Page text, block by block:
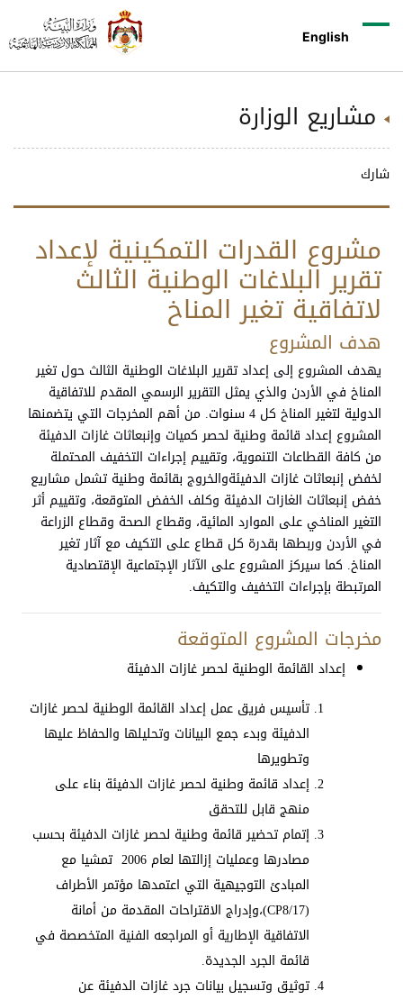
English
مشاريع الوزارة
شارك
مشروع القدرات التمكينية لإعداد
تقرير البلاغات الوطنية الثالث
لاتفاقية تغير المناخ
هدف المشروع
يهدف المشروع إلى إعداد تقرير البلاغات الوطنية الثالث حول تغير
المناخ في الأردن والذي يمثل التقرير الرسمي المقدم للاتفاقية
الدولية لتغير المناخ كل 4 سنوات. من أهم المخرجات التي يتضمنها
المشروع إعداد قائمة وطنية لحصر كميات وإنبعاثات غازات الدفيئة
من كافة القطاعات التنموية، وتقييم إجراءات التخفيف المحتملة
لخفض إنبعاثات غازات الدفيئةوالخروج بقائمة وطنية تشمل مشاريع
خفض إنبعاثات الغازات الدفيئة وكلف الخفض المتوقعة، وتقييم أثر
التغير المناخي على الموارد المائية، وقطاع الصحة وقطاع الزراعة
في الأردن وربطها بقدرة كل قطاع على التكيف مع آثار تغير
المناخ. كما سيركز المشروع على الآثار الإجتماعية الإقتصادية
المرتبطة بإجراءات التخفيف والتكيف.
مخرجات المشروع المتوقعة
إعداد القائمة الوطنية لحصر غازات الدفيئة
تأسيس فريق عمل إعداد القائمة الوطنية لحصر غازات
الدفيئة وبدء جمع البيانات وتحليلها والحفاظ عليها
وتطويرها
إعداد قائمة وطنية لحصر غازات الدفيئة بناء على
منهج قابل للتحقق
إتمام تحضير قائمة وطنية لحصر غازات الدفيئة بحسب
مصادرها وعمليات إزالتها لعام 2006 تمشيا مع
المبادئ التوجيهية التي اعتمدها مؤتمر الأطراف
(17/CP8)،وإدراج الاقتراحات المقدمة من أمانة
الاتفاقية الإطارية أو المراجعه الفنية المتخصصة في
قائمة الجرد الجديدة.
توثيق وتسجيل بيانات جرد غازات الدفيئة عن